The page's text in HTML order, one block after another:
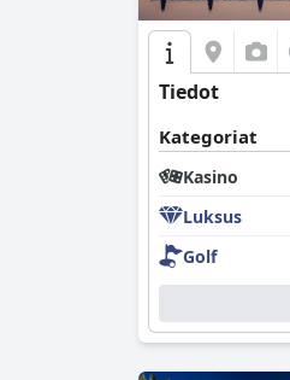
Tiedot
Kategoriat
Kasino
Luksus
Golf